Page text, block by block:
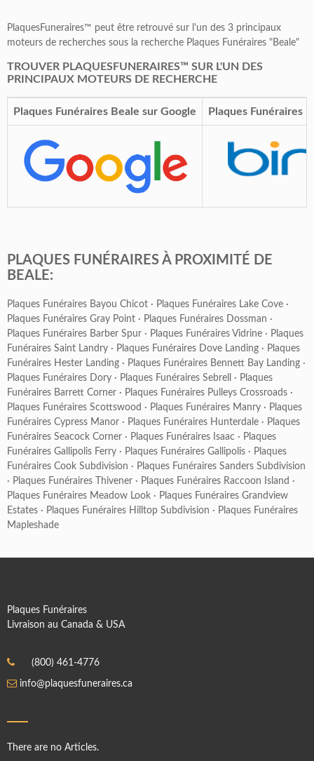
PlaquesFuneraires™ peut être retrouvé sur l'un des 3 principaux
moteurs de recherches sous la recherche Plaques Funéraires "Beale"
TROUVER PLAQUESFUNERAIRES™ SUR L'UN DES
PRINCIPAUX MOTEURS DE RECHERCHE
Plaques Funéraires Beale sur Google Plaques Funéraires
PLAQUES FUNÉRAIRES À PROXIMITÉ DE
BEALE:
Plaques Funéraires Bayou Chicot · Plaques Funéraires Lake Cove ·
Plaques Funéraires Gray Point · Plaques Funéraires Dossman ·
Plaques Funéraires Barber Spur · Plaques Funéraires Vidrine · Plaques
Funéraires Saint Landry · Plaques Funéraires Dove Landing · Plaques
Funéraires Hester Landing · Plaques Funéraires Bennett Bay Landing ·
Plaques Funéraires Dory · Plaques Funéraires Sebrell · Plaques
Funéraires Barrett Corner · Plaques Funéraires Pulleys Crossroads ·
Plaques Funéraires Scottswood · Plaques Funéraires Manry · Plaques
Funéraires Cypress Manor · Plaques Funéraires Hunterdale · Plaques
Funéraires Seacock Corner · Plaques Funéraires Isaac · Plaques
Funéraires Gallipolis Ferry · Plaques Funéraires Gallipolis · Plaques
Funéraires Cook Subdivision · Plaques Funéraires Sanders Subdivision
· Plaques Funéraires Thivener · Plaques Funéraires Raccoon Island ·
Plaques Funéraires Meadow Look · Plaques Funéraires Grandview
Estates · Plaques Funéraires Hilltop Subdivision · Plaques Funéraires
Mapleshade
Plaques Funéraires
Livraison au Canada & USA
(800) 461-4776
info@plaquesfuneraires.ca
There are no Articles.